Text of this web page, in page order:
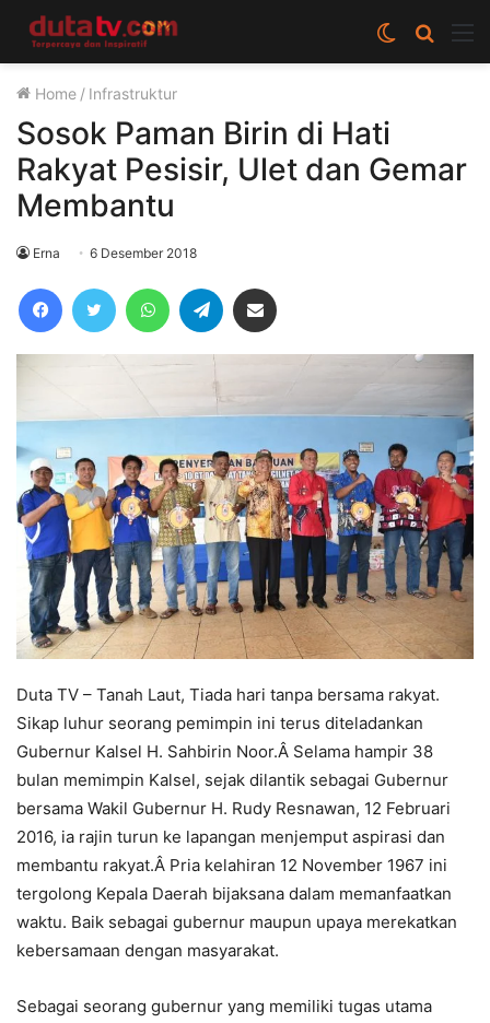
Cari
berita
Switch
skin
Home / Infrastruktur
Sosok Paman Birin di Hati
Rakyat Pesisir, Ulet dan Gemar
Membantu
Erna 6 Desember 2018
FacebookTwitter WhatsAppTelegram
Duta TV – Tanah Laut, Tiada hari tanpa bersama rakyat.
Sikap luhur seorang pemimpin ini terus diteladankan
Gubernur Kalsel H. Sahbirin Noor.Â Selama hampir 38
bulan memimpin Kalsel, sejak dilantik sebagai Gubernur
bersama Wakil Gubernur H. Rudy Resnawan, 12 Februari
2016, ia rajin turun ke lapangan menjemput aspirasi dan
membantu rakyat.Â Pria kelahiran 12 November 1967 ini
tergolong Kepala Daerah bijaksana dalam memanfaatkan
waktu. Baik sebagai gubernur maupun upaya merekatkan
kebersamaan dengan masyarakat.
Sebagai seorang gubernur yang memiliki tugas utama